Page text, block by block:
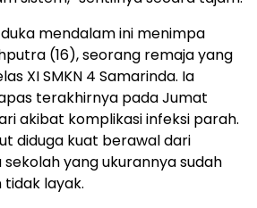
mendalam ini menimpa
(16), seorang remaja yang
XI SMKN 4 Samarinda. Ia
terakhirnya pada Jumat
akibat komplikasi infeksi parah.
diduga kuat berawal dari
yang ukurannya sudah
layak.